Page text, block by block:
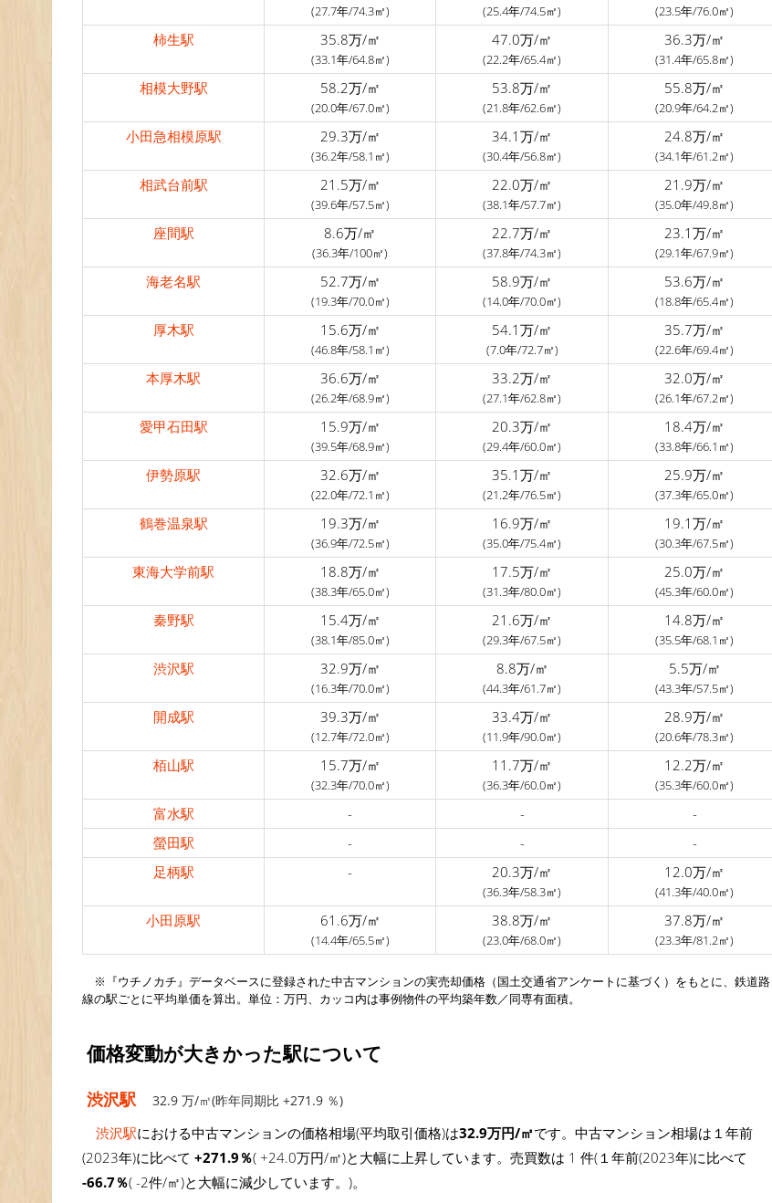
(27.7年/74.3㎡) (25.4年/74.5㎡) (23.5年/76.0㎡)
柿生駅 35.8万/㎡
(33.1年/64.8㎡)
47.0万/㎡
(22.2年/65.4㎡)
36.3万/㎡
(31.4年/65.8㎡)
相模大野駅 58.2万/㎡
(20.0年/67.0㎡)
53.8万/㎡
(21.8年/62.6㎡)
55.8万/㎡
(20.9年/64.2㎡)
小田急相模原駅 29.3万/㎡
(36.2年/58.1㎡)
34.1万/㎡
(30.4年/56.8㎡)
24.8万/㎡
(34.1年/61.2㎡)
相武台前駅 21.5万/㎡
(39.6年/57.5㎡)
22.0万/㎡
(38.1年/57.7㎡)
21.9万/㎡
(35.0年/49.8㎡)
座間駅 8.6万/㎡
(36.3年/100㎡)
22.7万/㎡
(37.8年/74.3㎡)
23.1万/㎡
(29.1年/67.9㎡)
海老名駅 52.7万/㎡
(19.3年/70.0㎡)
58.9万/㎡
(14.0年/70.0㎡)
53.6万/㎡
(18.8年/65.4㎡)
厚木駅 15.6万/㎡
(46.8年/58.1㎡)
54.1万/㎡
(7.0年/72.7㎡)
35.7万/㎡
(22.6年/69.4㎡)
本厚木駅 36.6万/㎡
(26.2年/68.9㎡)
33.2万/㎡
(27.1年/62.8㎡)
32.0万/㎡
(26.1年/67.2㎡)
愛甲石田駅 15.9万/㎡
(39.5年/68.9㎡)
20.3万/㎡
(29.4年/60.0㎡)
18.4万/㎡
(33.8年/66.1㎡)
伊勢原駅 32.6万/㎡
(22.0年/72.1㎡)
35.1万/㎡
(21.2年/76.5㎡)
25.9万/㎡
(37.3年/65.0㎡)
鶴巻温泉駅 19.3万/㎡
(36.9年/72.5㎡)
16.9万/㎡
(35.0年/75.4㎡)
19.1万/㎡
(30.3年/67.5㎡)
東海大学前駅 18.8万/㎡
(38.3年/65.0㎡)
17.5万/㎡
(31.3年/80.0㎡)
25.0万/㎡
(45.3年/60.0㎡)
秦野駅 15.4万/㎡
(38.1年/85.0㎡)
21.6万/㎡
(29.3年/67.5㎡)
14.8万/㎡
(35.5年/68.1㎡)
渋沢駅 32.9万/㎡
(16.3年/70.0㎡)
8.8万/㎡
(44.3年/61.7㎡)
5.5万/㎡
(43.3年/57.5㎡)
開成駅 39.3万/㎡
(12.7年/72.0㎡)
33.4万/㎡
(11.9年/90.0㎡)
28.9万/㎡
(20.6年/78.3㎡)
栢山駅 15.7万/㎡
(32.3年/70.0㎡)
11.7万/㎡
(36.3年/60.0㎡)
12.2万/㎡
(35.3年/60.0㎡)
富水駅 - -
-
螢田駅
- -
-
足柄駅
- 20.3万/㎡
(36.3年/58.3㎡)
12.0万/㎡
(41.3年/40.0㎡)
小田原駅 61.6万/㎡
(14.4年/65.5㎡)
38.8万/㎡
(23.0年/68.0㎡)
37.8万/㎡
(23.3年/81.2㎡)
※『ウチノカチ』データベースに登録された中古マンションの実売却価格（国土交通省アンケートに基づく）をもとに、鉄道路
線の駅ごとに平均単価を算出。単位：万円、カッコ内は事例物件の平均築年数／同専有面積。
価格変動が大きかった駅について
渋沢駅 32.9 万/㎡(昨年同期比 +271.9 ％)
渋沢駅における中古マンションの価格相場(平均取引価格)は32.9万円/㎡です。中古マンション相場は１年前
(2023年)に比べて +271.9％( +24.0万円/㎡)と大幅に上昇しています。売買数は 1 件(１年前(2023年)に比べて
-66.7％( -2件/㎡)と大幅に減少しています。)。